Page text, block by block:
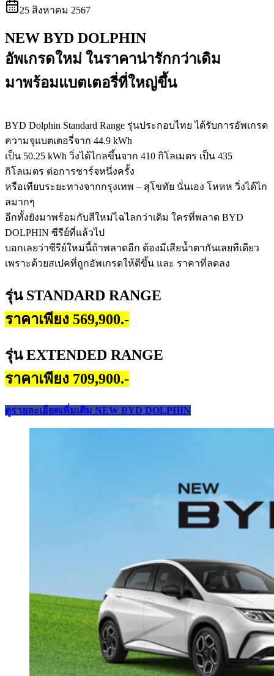
25 สิงหาคม 2567
NEW BYD DOLPHIN
อัพเกรดใหม่ ในราคาน่ารักกว่าเดิม
มาพร้อมแบตเตอรี่ที่ใหญ่ขึ้น
BYD Dolphin Standard Range รุ่นประกอบไทย ได้รับการอัพเกรด
ความจุแบตเตอรี่จาก 44.9 kWh
เป็น 50.25 kWh วิ่งได้ไกลขึ้นจาก 410 กิโลเมตร เป็น 435
กิโลเมตร ต่อการชาร์จหนึ่งครั้ง
หรือเทียบระยะทางจากกรุงเทพ – สุโขทัย นั่นเอง โหหห วิ่งได้ไก
ลมากๆ
อีกทั้งยังมาพร้อมกับสีใหม่ไฉไลกว่าเดิม ใครที่พลาด BYD
DOLPHIN ซีรีย์ที่แล้วไป
บอกเลยว่าซีรีย์ใหม่นี้ถ้าพลาดอีก ต้องมีเสียน้ำตากันเลยทีเดียว
เพราะด้วยสเปคที่ถูกอัพเกรดให้ดีขึ้น และ ราคาที่ลดลง
รุ่น STANDARD RANGE
ราคาเพียง 569,900.-
รุ่น EXTENDED RANGE
ราคาเพียง 709,900.-
ดูรายละเอียดเพิ่มเติม NEW BYD DOLPHIN